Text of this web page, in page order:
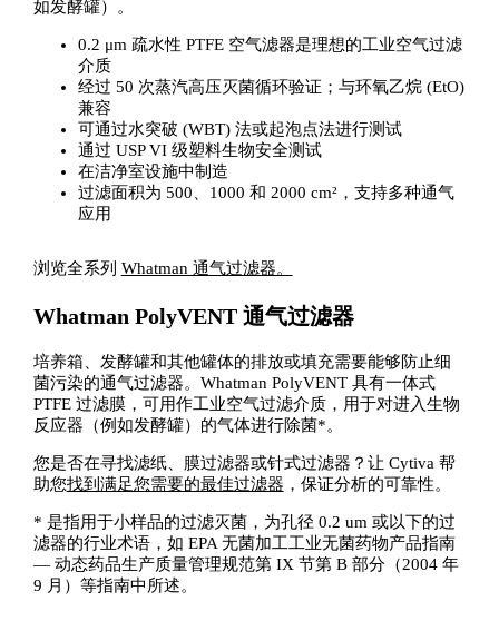
如发酵罐）。
0.2 μm 疏水性 PTFE 空气滤器是理想的工业空气过滤
介质
经过 50 次蒸汽高压灭菌循环验证；与环氧乙烷 (EtO)
兼容
可通过水突破 (WBT) 法或起泡点法进行测试
通过 USP VI 级塑料生物安全测试
在洁净室设施中制造
过滤面积为 500、1000 和 2000 cm²，支持多种通气
应用
浏览全系列 Whatman 通气过滤器。
Whatman PolyVENT 通气过滤器
培养箱、发酵罐和其他罐体的排放或填充需要能够防止细
菌污染的通气过滤器。Whatman PolyVENT 具有一体式
PTFE 过滤膜，可用作工业空气过滤介质，用于对进入生物
反应器（例如发酵罐）的气体进行除菌*。
您是否在寻找滤纸、膜过滤器或针式过滤器？让 Cytiva 帮
助您找到满足您需要的最佳过滤器 ，保证分析的可靠性。
* 是指用于小样品的过滤灭菌，为孔径 0.2 um 或以下的过
滤器的行业术语，如 EPA 无菌加工工业无菌药物产品指南
— 动态药品生产质量管理规范第 IX 节第 B 部分（2004 年
9 月）等指南中所述。